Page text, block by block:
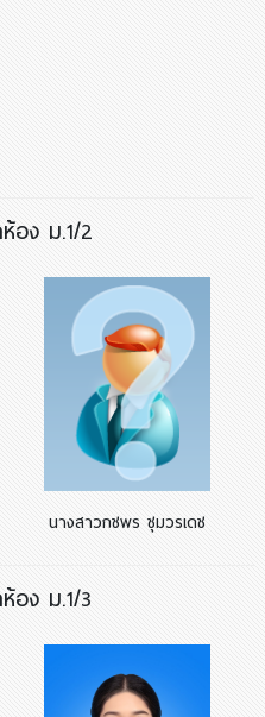
อง ม.1/2
นางสาวกชพร ชุมวรเดช
อง ม.1/3